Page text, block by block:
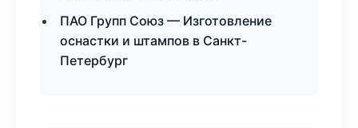
ПАО Групп Союз — Изготовление
оснастки и штампов в Санкт-
Петербург